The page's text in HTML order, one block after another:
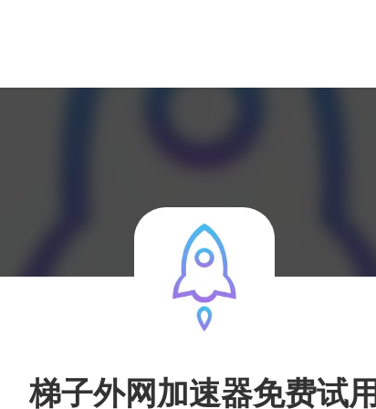
梯子外网加速器免费试用